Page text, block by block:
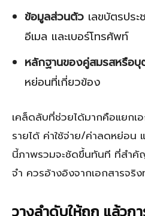
ข้อมูลส่วนตัว เลขบัตรปร
อีเมล และเบอร์โทรศัพท์
หลักฐานของคู่สมรสหรือบุ
หย่อนที่เกี่ยวข้อง
เคล็ดลับที่ช่วยได้มากคือแยกเ
รายได้ ค่าใช้จ่าย/ค่าลดหย่อน
นี้ภาพรวมจะชัดขึ้นทันที ที่สำคั
จำ ควรอ้างอิงจากเอกสารจริ
วางลำดับให้ถูก แล้วก